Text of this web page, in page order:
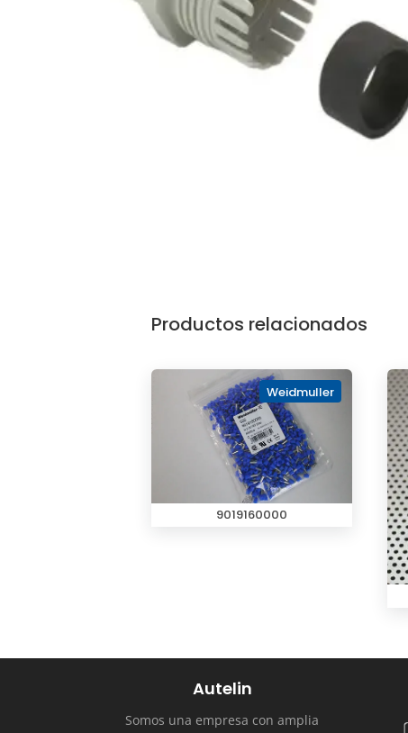
Productos relacionados
Weidmuller
9019160000
Autelin
Somos una empresa con amplia